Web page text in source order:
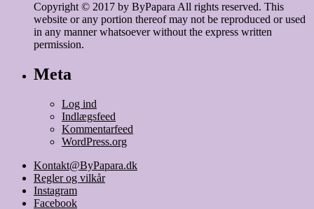
Copyright © 2017 by ByPapara All rights reserved. This
website or any portion thereof may not be reproduced or used
in any manner whatsoever without the express written
permission.
Meta
Log ind
Indlægsfeed
Kommentarfeed
WordPress.org
Kontakt@ByPapara.dk
Regler og vilkår
Instagram
Facebook